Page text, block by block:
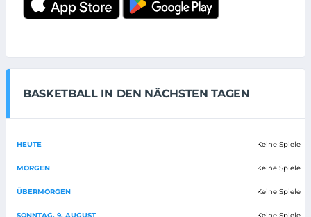
BASKETBALL IN DEN NÄCHSTEN TAGEN
HEUTE Keine Spiele
MORGEN Keine Spiele
ÜBERMORGEN Keine Spiele